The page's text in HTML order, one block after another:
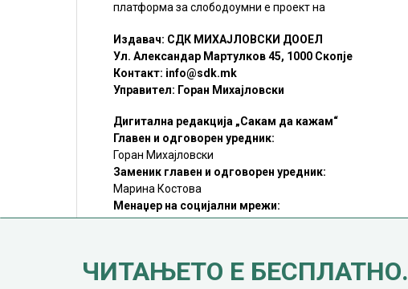
платформа за слободоумни е проект на
Издавач: СДК МИХАЈЛОВСКИ ДООЕЛ
Ул. Александар Мартулков 45, 1000 Скопје
Контакт: info@sdk.mk
Управител: Горан Михајловски
Дигитална редакција „Сакам да кажам“
Главен и одговорен уредник:
Горан Михајловски
Заменик главен и одговорен уредник:
Марина Костова
Менаџер на социјални мрежи:
Мирослав Илиоски
©SDK.MK Крадењето авторски текстови е казниво со закон.
Преземањето на авторски содржини (текстови) од оваа
ЧИТАЊЕТО Е БЕСПЛАТНО.